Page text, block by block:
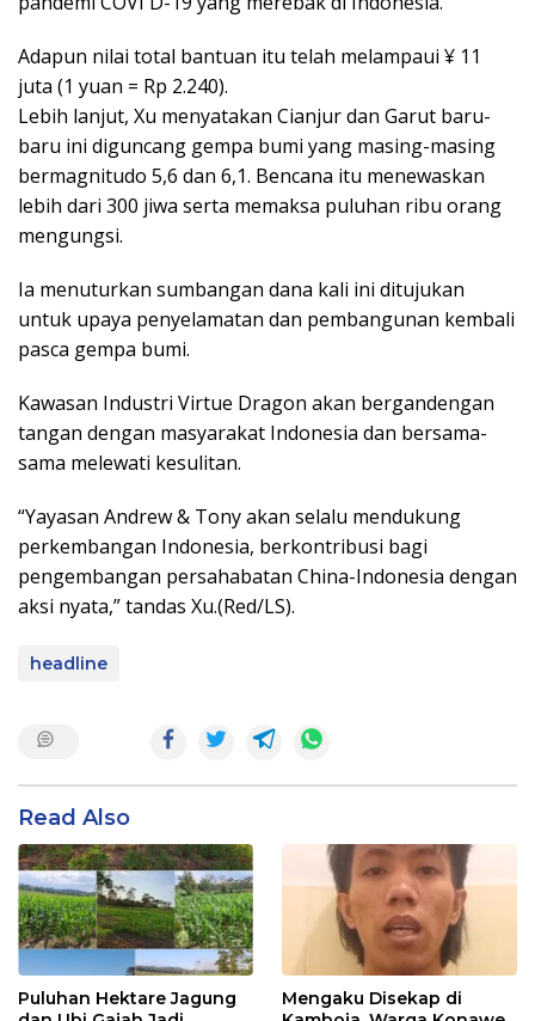
Adapun nilai total bantuan itu telah melampaui ¥ 11
juta (1 yuan = Rp 2.240).
Lebih lanjut, Xu menyatakan Cianjur dan Garut baru-
baru ini diguncang gempa bumi yang masing-masing
bermagnitudo 5,6 dan 6,1. Bencana itu menewaskan
lebih dari 300 jiwa serta memaksa puluhan ribu orang
mengungsi.
Ia menuturkan sumbangan dana kali ini ditujukan
untuk upaya penyelamatan dan pembangunan kembali
pasca gempa bumi.
Kawasan Industri Virtue Dragon akan bergandengan
tangan dengan masyarakat Indonesia dan bersama-
sama melewati kesulitan.
“Yayasan Andrew & Tony akan selalu mendukung
perkembangan Indonesia, berkontribusi bagi
pengembangan persahabatan China-Indonesia dengan
aksi nyata,” tandas Xu.(Red/LS).
headline
Read Also
Puluhan Hektare Jagung
Mengaku Disekap di